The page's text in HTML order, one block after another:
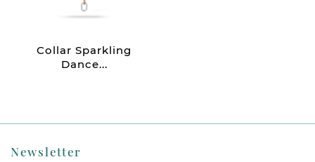
Collar Sparkling
Dance...
Newsletter